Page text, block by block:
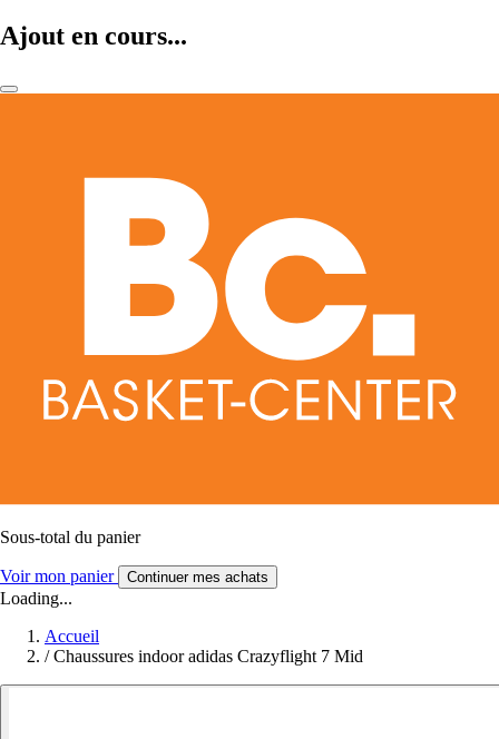
Ajout en cours...
Sous-total du panier
Voir mon panier Continuer mes achats
Loading...
Accueil
/ Chaussures indoor adidas Crazyflight 7 Mid